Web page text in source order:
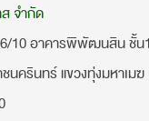
จำกัด
10 อาคารพิพัฒนสิน ชั้น
นครินทร์ แขวงทุ่งมหาเมฆ